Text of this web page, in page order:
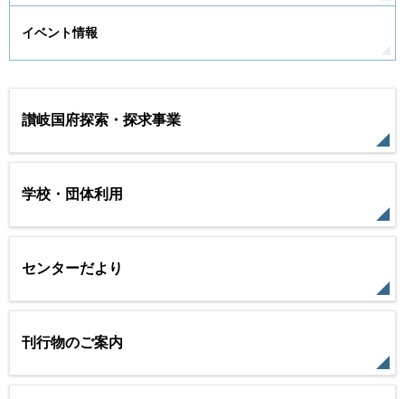
イベント情報
讃岐国府探索・探求事業
学校・団体利用
センターだより
刊行物のご案内